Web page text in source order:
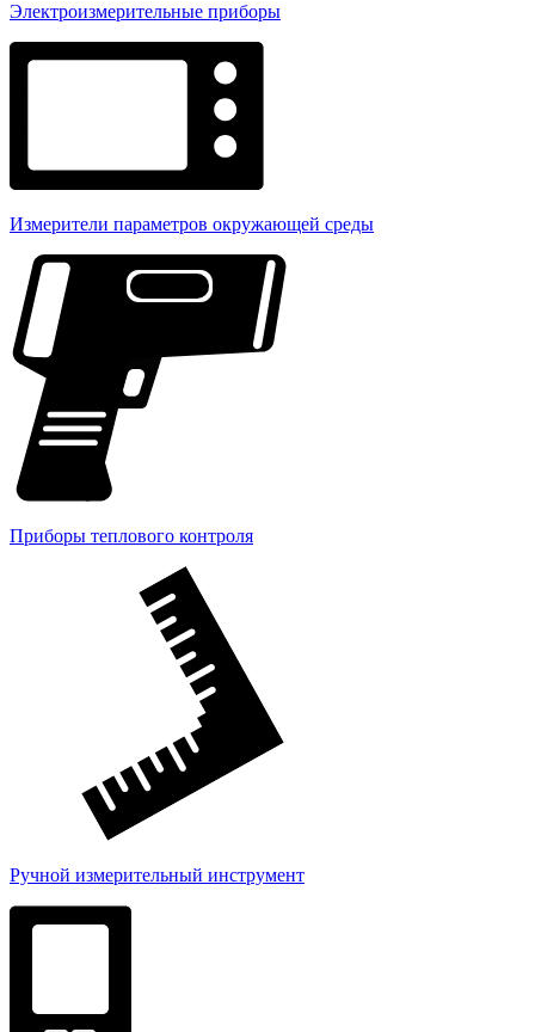
Электроизмерительные приборы
Измерители параметров окружающей среды
Приборы теплового контроля
Ручной измерительный инструмент